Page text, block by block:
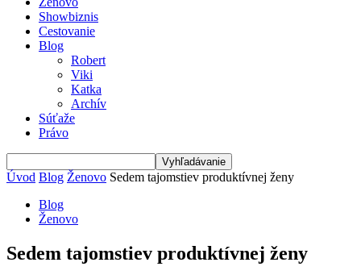
Showbiznis
Cestovanie
Blog
Robert
Viki
Katka
Archív
Súťaže
Právo
Úvod Blog Ženovo Sedem tajomstiev produktívnej ženy
Blog
Ženovo
Sedem tajomstiev produktívnej ženy